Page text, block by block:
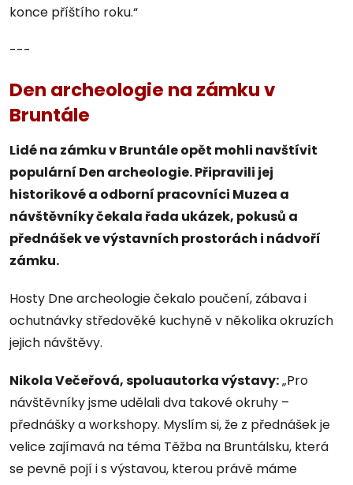
konce příštího roku.“
---
Den archeologie na zámku v
Bruntále
Lidé na zámku v Bruntále opět mohli navštívit
populární Den archeologie. Připravili jej
historikové a odborní pracovníci Muzea a
návštěvníky čekala řada ukázek, pokusů a
přednášek ve výstavních prostorách i nádvoří
zámku.
Hosty Dne archeologie čekalo poučení, zábava i
ochutnávky středověké kuchyně v několika okruzích
jejich návštěvy.
Nikola Večeřová, spoluautorka výstavy:„Pro
návštěvníky jsme udělali dva takové okruhy –
přednášky a workshopy. Myslím si, že z přednášek je
velice zajímavá na téma Těžba na Bruntálsku, která
se pevně pojí i s výstavou, kterou právě máme